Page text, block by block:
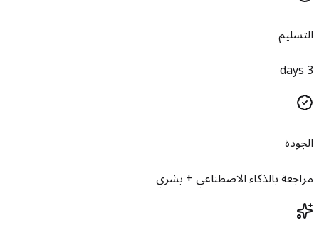
التسليم
3 days
الجودة
مراجعة بالذكاء الاصطناعي + بشري